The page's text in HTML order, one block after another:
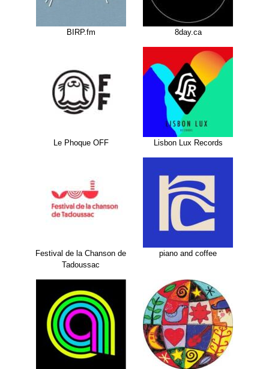
BIRP.fm 8day.ca
Le Phoque OFF Lisbon Lux Records
Festival de la Chanson de
Tadoussac
piano and coffee